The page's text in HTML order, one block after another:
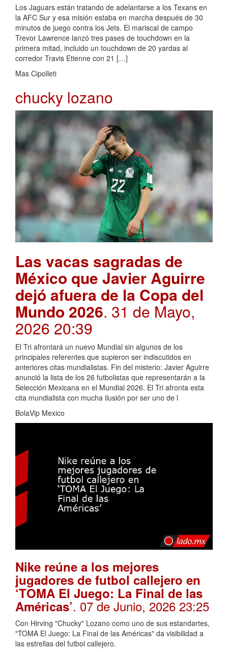
Los Jaguars están tratando de adelantarse a los Texans en
la AFC Sur y esa misión estaba en marcha después de 30
minutos de juego contra los Jets. El mariscal de campo
Trevor Lawrence lanzó tres pases de touchdown en la
primera mitad, incluido un touchdown de 20 yardas al
corredor Travis Etienne con 21 […]
Mas Cipolleti
chucky lozano
Las vacas sagradas de
México que Javier Aguirre
dejó afuera de la Copa del
Mundo 2026. 31 de Mayo,
2026 20:39
El Tri afrontará un nuevo Mundial sin algunos de los
principales referentes que supieron ser indiscutidos en
anteriores citas mundialistas. Fin del misterio: Javier Aguirre
anunció la lista de los 26 futbolistas que representarán a la
Selección Mexicana en el Mundial 2026. El Tri afronta esta
cita mundialista con mucha ilusión por ser uno de l
BolaVip Mexico
Nike reúne a los mejores
jugadores de futbol callejero en
‘TOMA El Juego: La Final de las
Américas’. 07 de Junio, 2026 23:25
Con Hirving "Chucky" Lozano como uno de sus estandartes,
"TOMA El Juego: La Final de las Américas" da visibilidad a
las estrellas del futbol callejero.